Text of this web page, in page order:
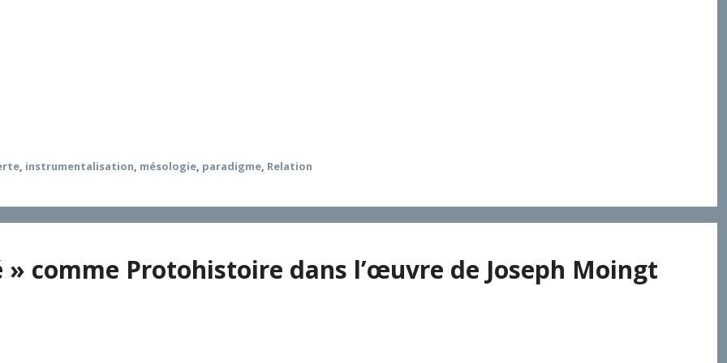
, instrumentalisation, mésologie, paradigme, Relation
comme Protohistoire dans l’œuvre de Joseph Moingt